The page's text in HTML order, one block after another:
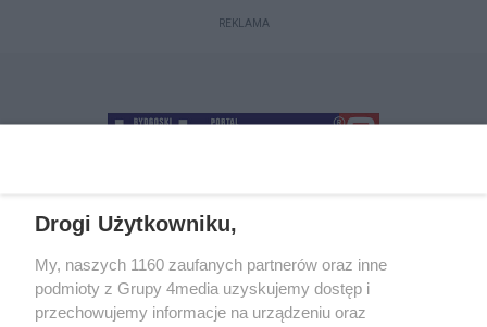
REKLAMA
+48 52 5812666
Drogi Użytkowniku,
My, naszych 1160 zaufanych partnerów oraz inne
podmioty z Grupy 4media uzyskujemy dostęp i
przechowujemy informacje na urządzeniu oraz